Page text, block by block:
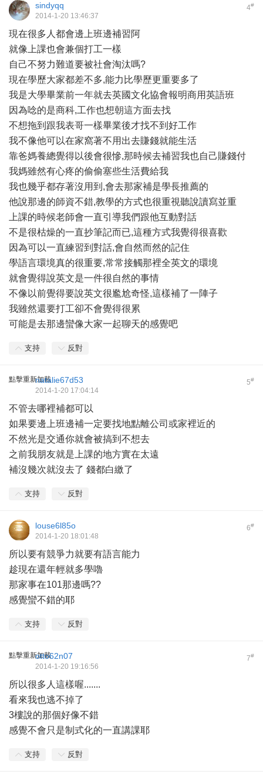
4#
sindyqq
2014-1-20 13:46:37
現在很多人都會邊上班邊補習阿
就像上課也會兼個打工一樣
自己不努力難道要被社會淘汰嗎?
現在學歷大家都差不多,能力比學歷更重要多了
我是大學畢業前一年就去英國文化協會報明商用英語班
因為唸的是商科,工作也想朝這方面去找
不想拖到跟我表哥一樣畢業後才找不到好工作
我不像他可以在家窩著不用出去賺錢就能生活
靠爸媽養總覺得以後會很慘,那時候去補習我也自己賺錢付
我媽雖然有心疼的偷偷塞些生活費給我
我也幾乎都存著沒用到,會去那家補是學長推薦的
他說那邊的師資不錯,教學的方式也很重視聽說讀寫並重
上課的時候老師會一直引導我們跟他互動對話
不是很枯燥的一直抄筆記而已,這種方式我覺得很喜歡
因為可以一直練習到對話,會自然而然的記住
學語言環境真的很重要,常常接觸那裡全英文的環境
就會覺得說英文是一件很自然的事情
不像以前覺得要說英文很尷尬奇怪,這樣補了一陣子
我雖然還要打工卻不會覺得很累
可能是去那邊蠻像大家一起聊天的感覺吧
支持 反對
點擊重新加載 5#
natalie67d53
2014-1-20 17:04:14
不管去哪裡補都可以
如果要邊上班邊補一定要找地點離公司或家裡近的
不然光是交通你就會被搞到不想去
之前我朋友就是上課的地方實在太遠
補沒幾次就沒去了 錢都白繳了
支持 反對
6#
louse6l85o
2014-1-20 18:01:48
所以要有競爭力就要有語言能力
趁現在還年輕就多學嚕
那家事在101那邊嗎??
感覺蠻不錯的耶
支持 反對
點擊重新加載 7#
otto62n07
2014-1-20 19:16:56
所以很多人這樣喔.......
看來我也逃不掉了
3樓說的那個好像不錯
感覺不會只是制式化的一直講課耶
支持 反對